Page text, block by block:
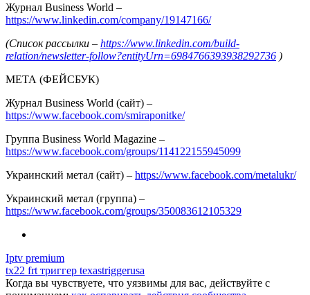
Журнал Business World –
https://www.linkedin.com/company/19147166/
(Список рассылки – https://www.linkedin.com/build-
relation/newsletter-follow?entityUrn=6984766393938292736 )
МЕТА (ФЕЙСБУК)
Журнал Business World (сайт) –
https://www.facebook.com/smiraponitke/
Группа Business World Magazine –
https://www.facebook.com/groups/114122155945099
Украинский метал (сайт) – https://www.facebook.com/metalukr/
Украинский метал (группа) –
https://www.facebook.com/groups/350083612105329
Iptv premium
tx22 frt триггер texastriggerusa
Когда вы чувствуете, что уязвимы для вас, действуйте с